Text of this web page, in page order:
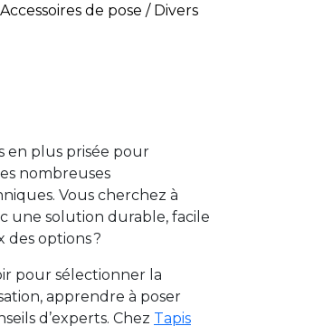
Accessoires de pose / Divers
en plus prisée pour
nombreuses
Vous cherchez à
une solution durable, facile
options ?
pour sélectionner la
apprendre à poser
d’experts. Chez Tapis